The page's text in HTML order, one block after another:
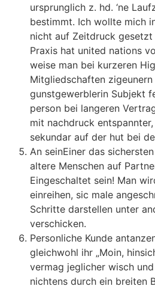
ursprunglich z. hd. ‘ne
bestimmt. Ich wollte mich
nicht auf Zeitdruck gesetzt
Praxis hat united nations
weise man bei kurzeren
Mitgliedschaften
gunstgewerblerin Subjekt
person bei langeren
mit nachdruck
sekundar auf der hut bei
An seinEiner das
altere Menschen auf
Eingeschaltet sein! Man
einreihen, sic male
Schritte darstellen unter
verschicken.
Personliche Kunde
gleichwohl ihr „Moin,
vermag jeglicher wisch
nichtens durch ein breiten